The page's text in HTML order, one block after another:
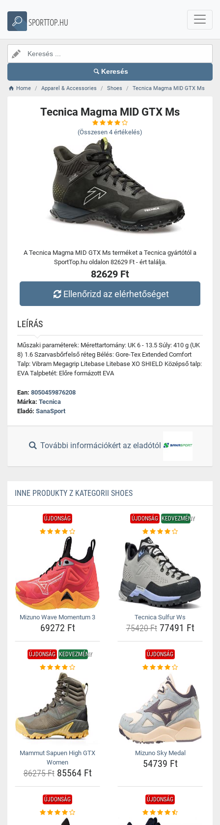
SPORTTOP.HU
Keresés
Home Apparel & Accessories Shoes Tecnica Magma MID GTX Ms
Tecnica Magma MID GTX Ms
(Összesen 4 értékelés)
A Tecnica Magma MID GTX Ms terméket a Tecnica gyártótól a
SportTop.hu oldalon 82629 Ft - ért találja.
82629 Ft
Ellenőrizd az elérhetőséget
LEÍRÁS
Műszaki paraméterek: Mérettartomány: UK 6 - 13.5 Súly: 410 g (UK
8) 1.6 Szarvasbőrfelső réteg Bélés: Gore-Tex Extended Comfort
Talp: Vibram Megagrip Litebase Litebase XO SHIELD Középső talp:
EVA Talpbetét: Előre formázott EVA
Ean: 8050459876208
Márka: Tecnica
Eladó: SanaSport
További információkért az eladótól
INNE PRODUKTY Z KATEGORII SHOES
ÚJDONSÁG
Mizuno Wave Momentum 3
69272 Ft
ÚJDONSÁG KEDVEZMÉNY
Tecnica Sulfur Ws
75420 Ft77491 Ft
ÚJDONSÁG KEDVEZMÉNY
Mammut Sapuen High GTX
Women
86275 Ft85564 Ft
ÚJDONSÁG
Mizuno Sky Medal
54739 Ft
ÚJDONSÁG ÚJDONSÁG